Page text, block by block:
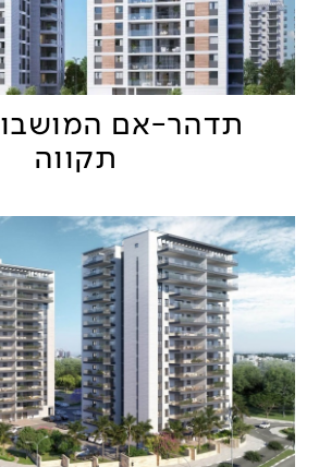
תדהר-אם
תקווה